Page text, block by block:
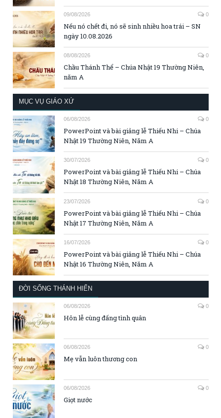
09/08/2026 0
Nếu nó chết đi, nó sẽ sinh nhiều hoa trái – SN
ngày 10.08.2026
08/08/2026 0
Chầu Thánh Thể – Chúa Nhật 19 Thường Niên,
năm A
MỤC VỤ GIÁO XỨ
06/08/2026 0
PowerPoint và bài giảng lễ Thiếu Nhi – Chúa
Nhật 19 Thường Niên, Năm A
30/07/2026 0
PowerPoint và bài giảng lễ Thiếu Nhi – Chúa
Nhật 18 Thường Niên, Năm A
23/07/2026 0
PowerPoint và bài giảng lễ Thiếu Nhi – Chúa
Nhật 17 Thường Niên, Năm A
16/07/2026 0
PowerPoint và bài giảng lễ Thiếu Nhi – Chúa
Nhật 16 Thường Niên, Năm A
ĐỜI SỐNG THÁNH HIẾN
06/08/2026 0
Hôn lễ cùng đấng tình quân
06/08/2026 0
Mẹ vẫn luôn thương con
06/08/2026 0
Giọt nước